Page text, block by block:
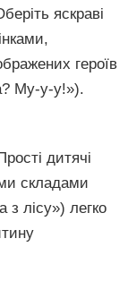
яскраві
героїв
Му-у-у!»).
дитячі
складами
лісу») легко